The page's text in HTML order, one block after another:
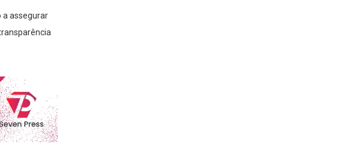
a assegurar